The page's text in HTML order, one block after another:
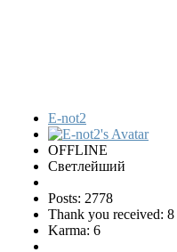
E-not2
OFFLINE
Светлейший
Posts: 2778
Thank you received: 8
Karma: 6